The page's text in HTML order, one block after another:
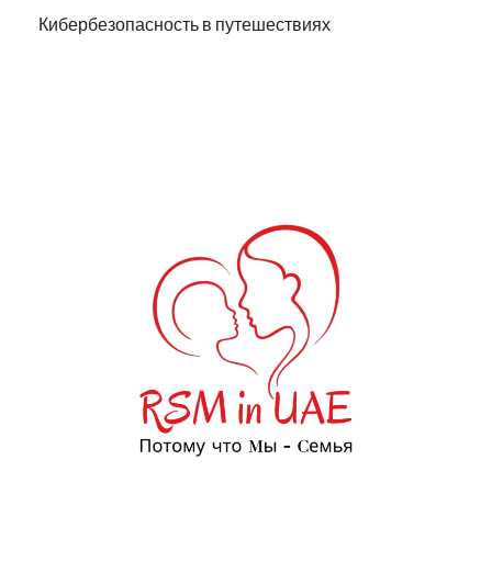
Кибербезопасность в путешествиях